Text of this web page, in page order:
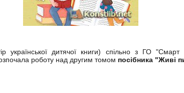
української дитячої книги) спільно з ГО "Смарт
роботу над другим томом посібника "Живі